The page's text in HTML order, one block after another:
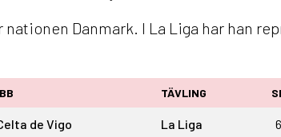
Danmark. I La Liga har han
TÄVLING
de Vigo La Liga 6